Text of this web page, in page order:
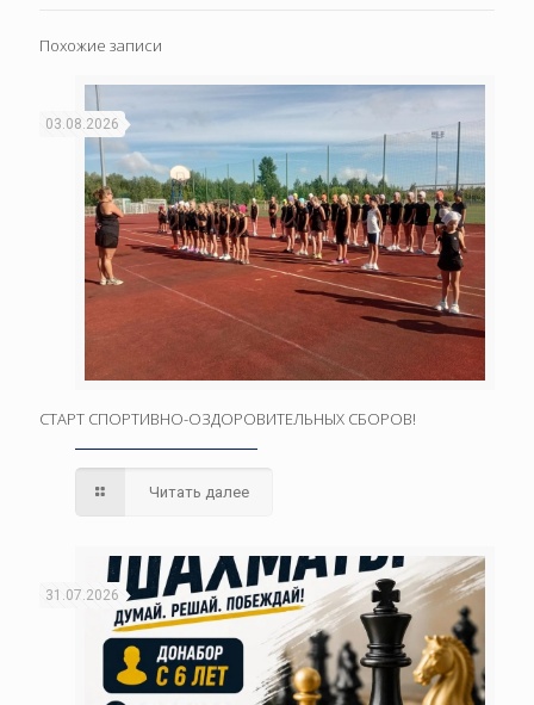
Похожие записи
03.08.2026
СТАРТ СПОРТИВНО-ОЗДОРОВИТЕЛЬНЫХ СБОРОВ!
Читать далее
31.07.2026